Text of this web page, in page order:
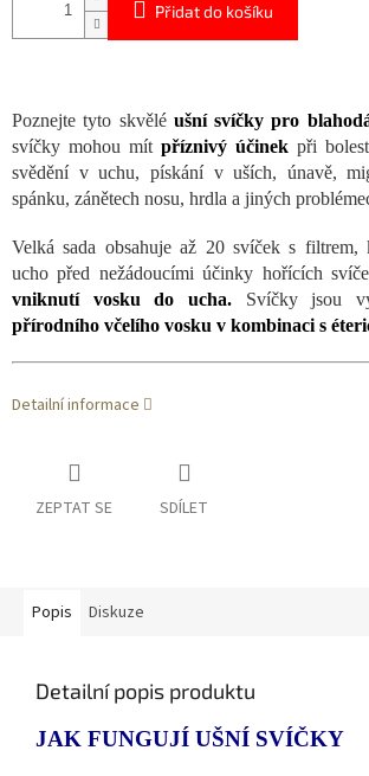
Přidat do košíku
Poznejte tyto skvělé ušní svíčky pro
svíčky mohou mít příznivý účinek při
svědění v uchu, pískání v uších, únavě,
spánku, zánětech nosu, hrdla a jiných
Velká sada obsahuje až 20 svíček s filtrem,
ucho před nežádoucími účinky hořících
vniknutí vosku do ucha.
Svíčky jsou
přírodního včelího vosku v kombinaci s
Detailní informace
ZEPTAT SE SDÍLET
Popis Diskuze
Detailní popis produktu
JAK FUNGUJÍ UŠNÍ SVÍČKY